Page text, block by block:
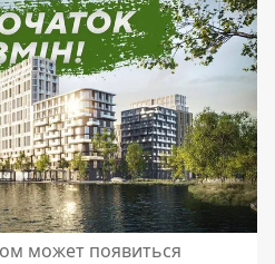
может появиться